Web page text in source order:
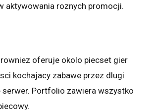
aktywowania roznych promocji.
oferuje okolo piecset gier
kochajacy zabawe przez dlugi
Portfolio zawiera wszystko